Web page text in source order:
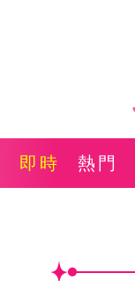
即時 熱門